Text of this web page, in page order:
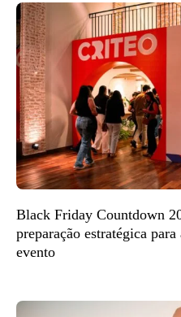
Black Friday Countdown
preparação estratégica
evento